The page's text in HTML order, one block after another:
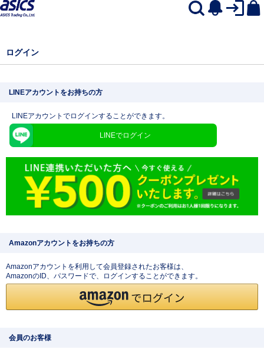
ログイン
LINEアカウントをお持ちの方
LINEアカウントでログインすることができます。
LINEでログイン
Amazonアカウントをお持ちの方
Amazonアカウントを利用して会員登録されたお客様は、
AmazonのID、パスワードで、ログインすることができます。
会員のお客様